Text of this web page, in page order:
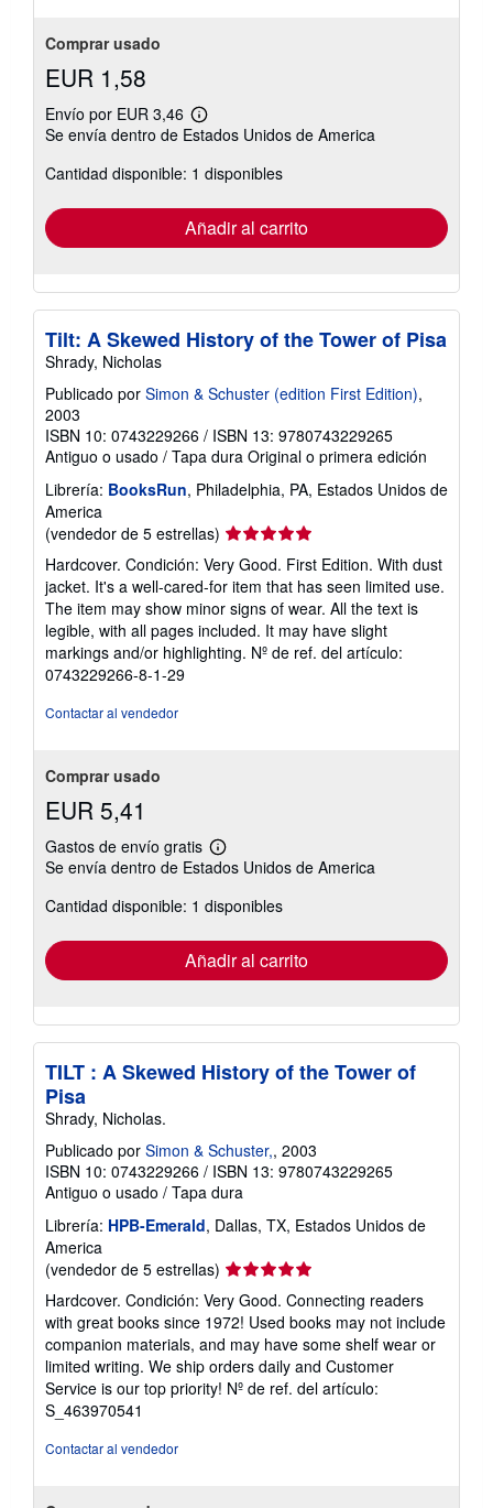
Comprar usado
EUR 1,58
Envío por EUR 3,46
Más
información
las
tarifas
envío
Se envía dentro de Estados Unidos de America
Cantidad disponible: 1 disponibles
Añadir al carrito
Tilt: A Skewed History of the Tower of Pisa
Shrady, Nicholas
Publicado por Simon & Schuster (edition First Edition),
2003
ISBN 10: 0743229266 / ISBN 13: 9780743229265
Antiguo o usado / Tapa dura Original o primera edición
Librería: BooksRun, Philadelphia, PA, Estados Unidos de
America
(vendedor de 5 estrellas) Calificación
del
vendedor:
5
de
5
estrellas
Hardcover. Condición: Very Good. First Edition. With dust
jacket. It's a well-cared-for item that has seen limited use.
The item may show minor signs of wear. All the text is
legible, with all pages included. It may have slight
markings and/or highlighting. Nº de ref. del artículo:
0743229266-8-1-29
Contactar al vendedor
Comprar usado
EUR 5,41
Gastos de envío gratis
Más
información
las
tarifas
envío
Se envía dentro de Estados Unidos de America
Cantidad disponible: 1 disponibles
Añadir al carrito
TILT : A Skewed History of the Tower of
Pisa
Shrady, Nicholas.
Publicado por Simon & Schuster,, 2003
ISBN 10: 0743229266 / ISBN 13: 9780743229265
Antiguo o usado / Tapa dura
Librería: HPB-Emerald, Dallas, TX, Estados Unidos de
America
(vendedor de 5 estrellas) Calificación
del
vendedor:
5
de
5
estrellas
Hardcover. Condición: Very Good. Connecting readers
with great books since 1972! Used books may not include
companion materials, and may have some shelf wear or
limited writing. We ship orders daily and Customer
Service is our top priority! Nº de ref. del artículo:
S_463970541
Contactar al vendedor